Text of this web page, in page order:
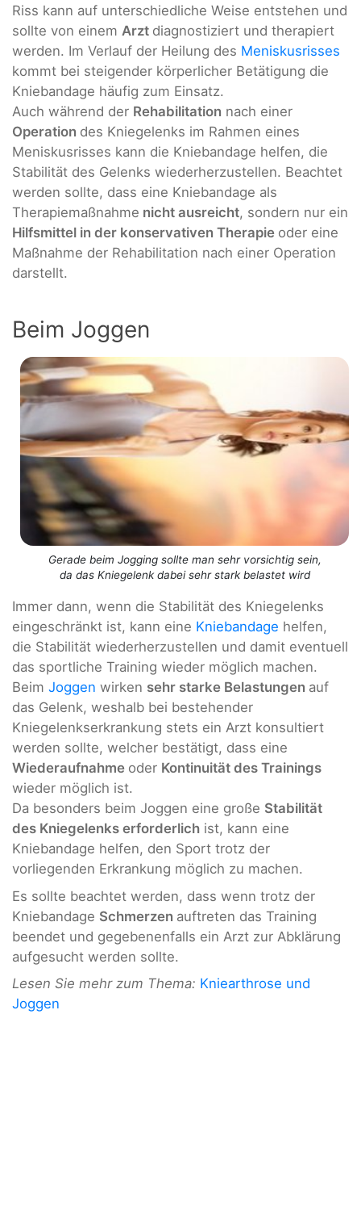
Riss kann auf unterschiedliche Weise entstehen und
sollte von einem Arzt diagnostiziert und therapiert
werden. Im Verlauf der Heilung des Meniskusrisses
kommt bei steigender körperlicher Betätigung die
Kniebandage häufig zum Einsatz.
Auch während der Rehabilitation nach einer
Operation des Kniegelenks im Rahmen eines
Meniskusrisses kann die Kniebandage helfen, die
Stabilität des Gelenks wiederherzustellen. Beachtet
werden sollte, dass eine Kniebandage als
Therapiemaßnahme nicht ausreicht, sondern nur ein
Hilfsmittel in der konservativen Therapie oder eine
Maßnahme der Rehabilitation nach einer Operation
darstellt.
Beim Joggen
Gerade beim Jogging sollte man sehr vorsichtig sein,
da das Kniegelenk dabei sehr stark belastet wird
Immer dann, wenn die Stabilität des Kniegelenks
eingeschränkt ist, kann eine Kniebandage helfen,
die Stabilität wiederherzustellen und damit eventuell
das sportliche Training wieder möglich machen.
Beim Joggen wirken sehr starke Belastungen auf
das Gelenk, weshalb bei bestehender
Kniegelenkserkrankung stets ein Arzt konsultiert
werden sollte, welcher bestätigt, dass eine
Wiederaufnahme oder Kontinuität des Trainings
wieder möglich ist.
Da besonders beim Joggen eine große Stabilität
des Kniegelenks erforderlich ist, kann eine
Kniebandage helfen, den Sport trotz der
vorliegenden Erkrankung möglich zu machen.
Es sollte beachtet werden, dass wenn trotz der
Kniebandage Schmerzen auftreten das Training
beendet und gegebenenfalls ein Arzt zur Abklärung
aufgesucht werden sollte.
Lesen Sie mehr zum Thema: Kniearthrose und
Joggen